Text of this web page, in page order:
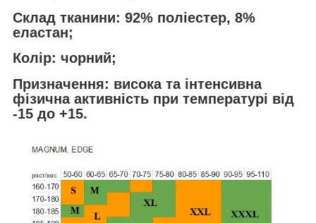
Склад тканини: 92% поліестер, 8%
еластан;
Колір: чорний;
Призначення: висока та інтенсивна
фізична активність при температурі від
-15 до +15.